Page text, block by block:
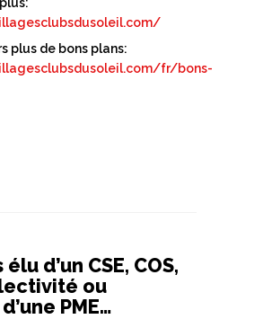
plus de bons plans:
fr/bons-
d’un CSE, COS,
ou
PME…